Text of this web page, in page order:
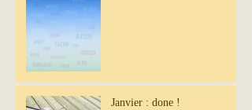
Janvier : done !